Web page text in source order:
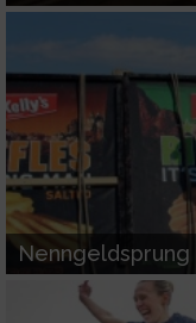
Nenngeldsprung